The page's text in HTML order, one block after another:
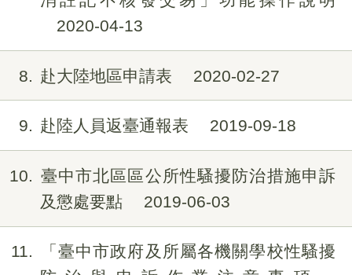
2020-04-13
8 赴大陸地區申請表 2020-02-27
9 赴陸人員返臺通報表 2019-09-18
10
臺中市北區區公所性騷擾防治措施申訴
及懲處要點
2019-06-03
11
「臺中市政府及所屬各機關學校性騷擾